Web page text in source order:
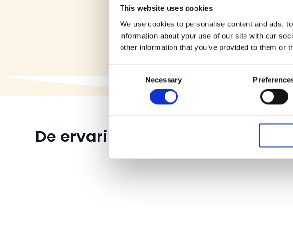
This website uses cookies
We use cookies to personalise content and ads,
information about your use of our site with our
other information that you’ve provided to them or
Necessary
De ervaringen van onze reizigers